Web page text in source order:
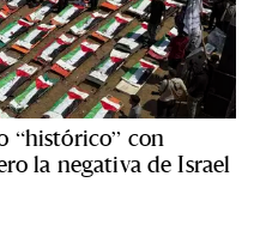
“histórico” con
la negativa de Israel